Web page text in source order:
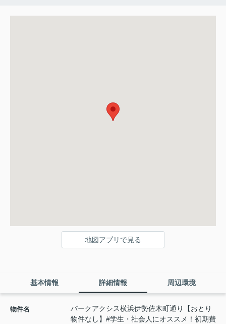
地図アプリで見る
基本情報 詳細情報 周辺環境
物件名
パークアクシス横浜伊勢佐木町通り【おとり
物件なし】#学生・社会人にオススメ！初期費